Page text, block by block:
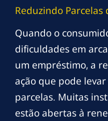
Reduzindo Parcelas
Quando o
dificuldades em
um empréstimo, a
ação que pode
parcelas. Muitas
estão abertas à